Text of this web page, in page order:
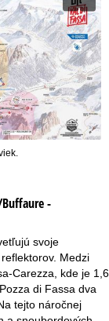
-
svoje
Medzi
Carezza, kde je 1,6
di Fassa dva
tejto náročnej